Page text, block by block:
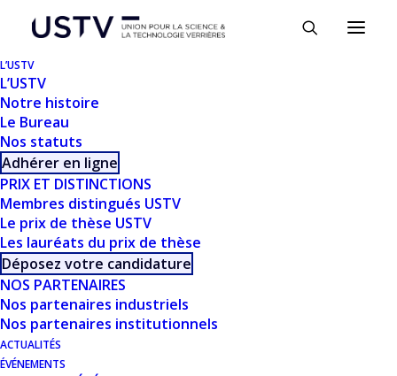
L’USTV
L’USTV
Notre histoire
Le Bureau
Nos statuts
Adhérer en ligne
PRIX ET DISTINCTIONS
Membres distingués USTV
Le prix de thèse USTV
Les lauréats du prix de thèse
Déposez votre candidature
NOS PARTENAIRES
Nos partenaires industriels
Nos partenaires institutionnels
ACTUALITÉS
ÉVÉNEMENTS
TÉLÉCHARGER
Télécharger